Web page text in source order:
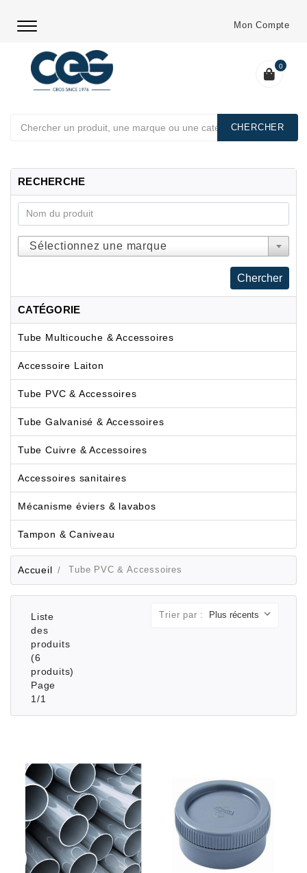
Mon Compte
0
RECHERCHE
Sélectionnez une marque
CATÉGORIE
Tube Multicouche & Accessoires
Accessoire Laiton
Tube PVC & Accessoires
Tube Galvanisé & Accessoires
Tube Cuivre & Accessoires
Accessoires sanitaires
Mécanisme éviers & lavabos
Tampon & Caniveau
Accueil Tube PVC & Accessoires
Liste
des
produits
(6
produits)
Page
1/1
Trier par :